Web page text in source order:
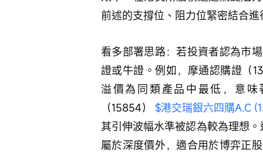
前述的支撐位、阻力位緊密結合
看多部署思路：若投資者認為市
證或牛證。例如，摩通認購證（
溢價為同類產品中最低，意
（15854） $港交瑞銀六四購A.C
其引伸波幅水準被認為較為理想
屬於深度價外，適合用於博弈正